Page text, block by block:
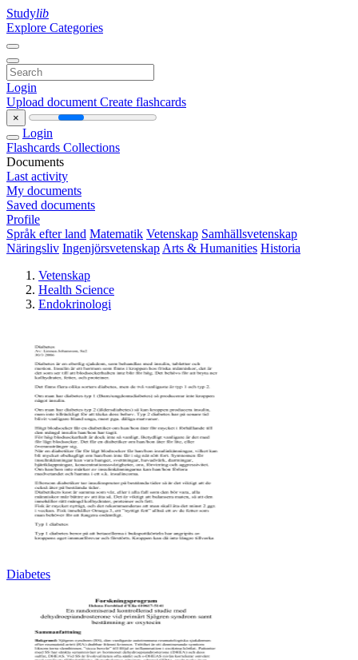
Studylib
Explore Categories
Login
Upload document Create flashcards
×
Login
Flashcards Collections
Documents
Last activity
My documents
Saved documents
Profile
Språk efter land Matematik Vetenskap Samhällsvetenskap
Näringsliv Ingenjörsvetenskap Arts & Humanities Historia
Vetenskap
Health Science
Endokrinologi
Diabetes